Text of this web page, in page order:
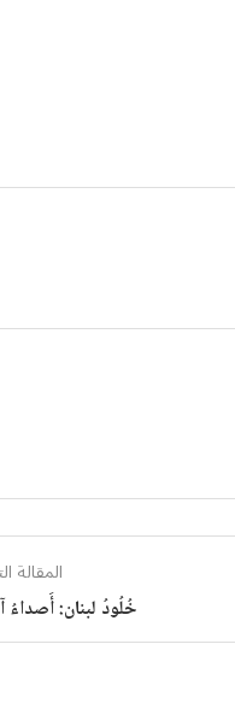
المقالة
خُلُودُ لبنان: أَصداءُ